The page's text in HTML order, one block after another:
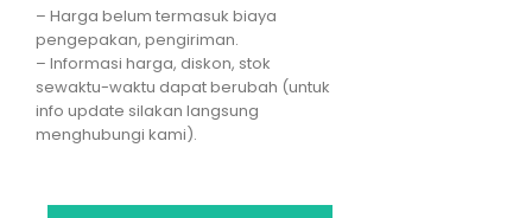
– Harga belum termasuk biaya
pengepakan, pengiriman.
– Informasi harga, diskon, stok
sewaktu-waktu dapat berubah (untuk
info update silakan langsung
menghubungi kami).